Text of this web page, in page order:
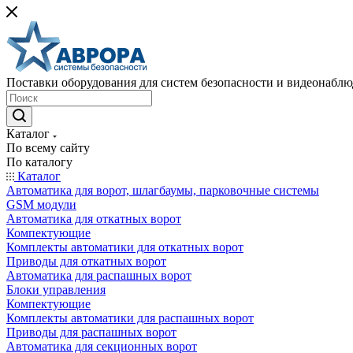
Поставки оборудования для систем безопасности и
Каталог
По всему сайту
По каталогу
Каталог
Автоматика для ворот, шлагбаумы, парковочные системы
GSM модули
Автоматика для откатных ворот
Компектующие
Комплекты автоматики для откатных ворот
Приводы для откатных ворот
Автоматика для распашных ворот
Блоки управления
Компектующие
Комплекты автоматики для распашных ворот
Приводы для распашных ворот
Автоматика для секционных ворот